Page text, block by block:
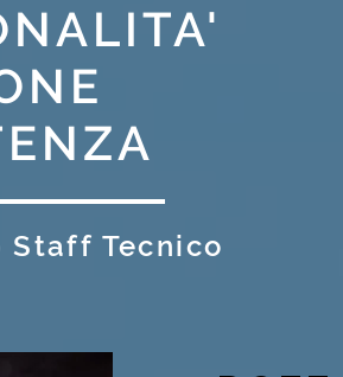
Staff Tecnico